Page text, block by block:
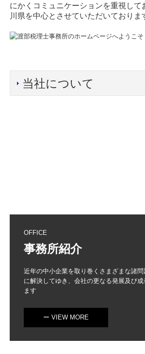
にかくコミュニケーションを重視して
川県を中心とさせていただいておりま
当社について
OFFICE
事務所紹介
近年の中小企業を取り巻くさまざまな諸問
に解決してゆき、会社の更なる発展及び
ます
ー VIEW MORE